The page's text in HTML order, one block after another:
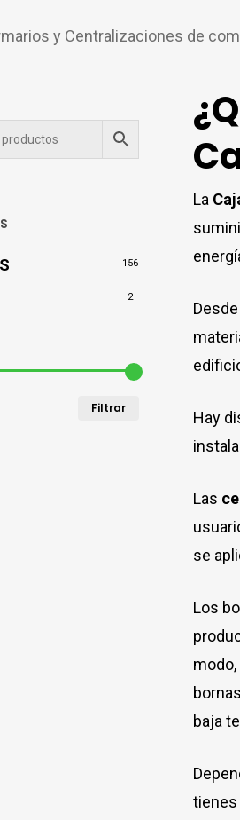
y Centralizaciones de
156
2
Filtrar
La
Desde
Hay
Las
se
Los
baja
tienes